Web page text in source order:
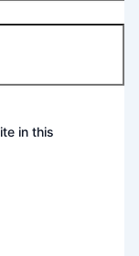
in this